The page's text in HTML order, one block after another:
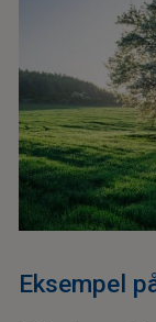
Eksempel